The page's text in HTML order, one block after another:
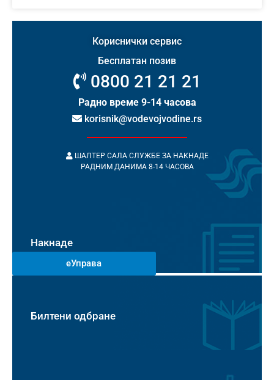
Кориснички сервис
Бесплатан позив
0800 21 21 21
Радно време 9-14 часова
korisnik@vodevojvodine.rs
ШАЛТЕР САЛА СЛУЖБЕ ЗА НАКНАДЕ
РАДНИМ ДАНИМА 8-14 ЧАСОВА
Накнаде
еУправа
Билтени одбране